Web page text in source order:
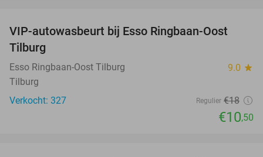
42%
VIP-autowasbeurt bij Esso Ringbaan-Oost
Tilburg
Esso Ringbaan-Oost Tilburg 9.0 star
Tilburg
Verkocht: 327
Regulier €18
€10,50